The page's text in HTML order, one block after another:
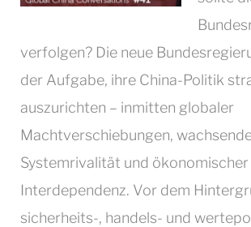
verfolgen? Die neue
der Aufgabe, ihre China-Politik
auszurichten – inmitten globaler
Machtverschiebungen,
Systemrivalität und ökonomischer
Interdependenz. Vor dem
sicherheits-, handels- und